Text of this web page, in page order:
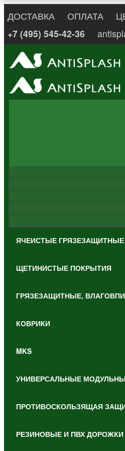
ДОСТАВКА ОПЛАТА
+7 (495) 545-42-36
ЯЧЕИСТЫЕ
ЩЕТИНИСТЫЕ ПОКРЫТИЯ
ГРЯЗЕЗАЩИТНЫЕ,
КОВРИКИ
MKS
УНИВЕРСАЛЬНЫЕ
ПРОТИВОСКОЛЬЗЯЩАЯ
РЕЗИНОВЫЕ И ПВХ ДОРОЖКИ